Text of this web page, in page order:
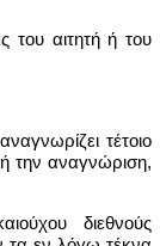
του αιτητή ή του
τέτοιο
την αναγνώριση,
διεθνούς